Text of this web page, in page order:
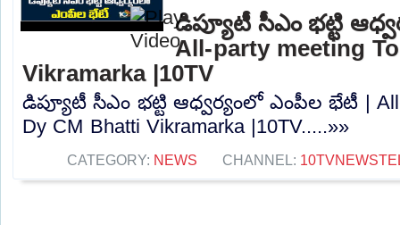
డిప్యూటీ సీఎం భట్టి
All-party meeting
Vikramarka |10TV
డిప్యూటీ సీఎం భట్టి ఆధ్వర్యంలో ఎంపీల భేటీ | All-
Dy CM Bhatti Vikramarka |10TV.....»»
CATEGORY: NEWS CHANNEL: